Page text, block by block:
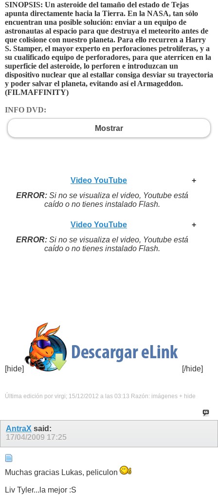
SINOPSIS: Un asteroide del tamaño del estado de Tejas
apunta directamente hacia la Tierra. En la NASA, tan sólo
encuentran una posible solución: enviar a un equipo de
astronautas al espacio para que destruya el meteorito antes de
que colisione con nuestro planeta. Para ello recurren a Harry
S. Stamper, el mayor experto en perforaciones petrolíferas, y a
su cualificado equipo de perforadores, para que aterricen en la
superficie del asteroide, lo perforen e introduzcan un
dispositivo nuclear que al estallar consiga desviar su trayectoria
y poder salvar el planeta, evitando así el Armageddon.
(FILMAFFINITY)
INFO DVD:
Mostrar
+
Video YouTube
ERROR:Si no se visualiza el video, Youtube está
caído o no tienes instalado Flash.
+
Video YouTube
ERROR:Si no se visualiza el video, Youtube está
caído o no tienes instalado Flash.
[hide] [/hide]
Última edición por virgi; 15/12/2012 a las 03:13 Razón: imágenes + hide
AntraX said:
17/04/2009 17:25
Muchas gracias Lukas, peliculon
Liv Tyler...la mejor :S